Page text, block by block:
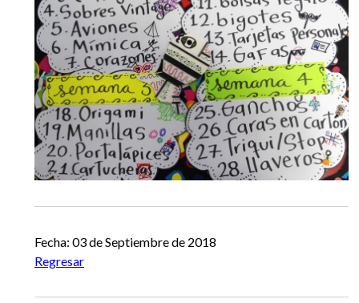
Fecha: 03 de Septiembre de 2018
Regresar